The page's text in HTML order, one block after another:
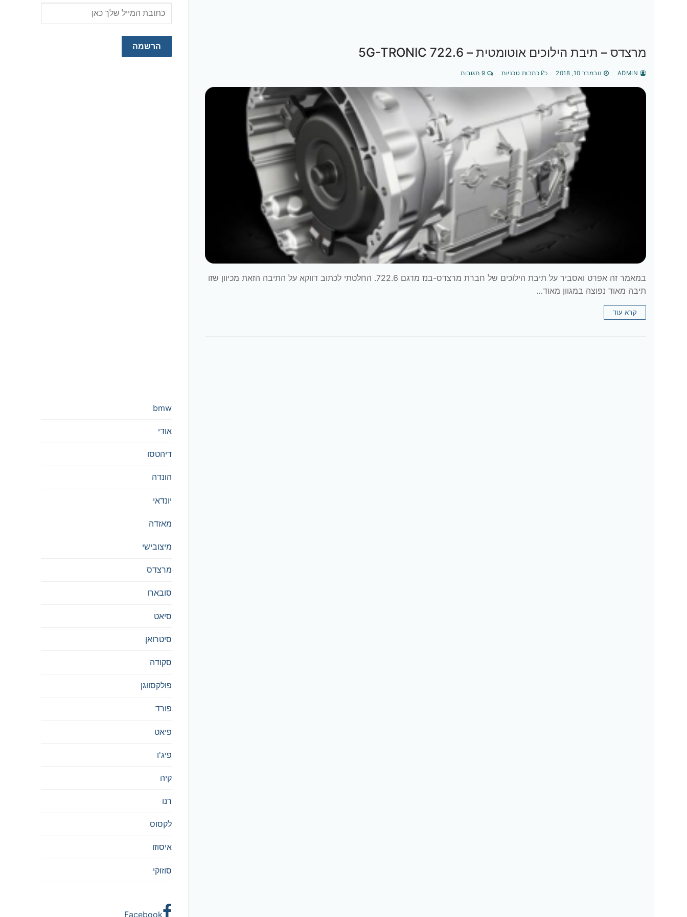
מרצדס – תיבת הילוכים אוטומטית – 722.6 5G-TRONIC
נובמבר 10, 2018 כתבות טכניות
במאמר זה אפרט ואסביר על תיבת הילוכים של חברת מרצדס-בנז מדגם 722.6. החלטתי לכתוב דווקא על התיבה הזאת מכיוון שזו
תיבה מאוד נפוצה במגוון מאוד…
קרא עוד
bmw
אודי
דיהטסו
הונדה
יונדאי
מאזדה
מיצובישי
מרצדס
סובארו
סיאט
סיטרואן
סקודה
פולקסווגן
פורד
פיאט
פיג'ו
קיה
רנו
לקסוס
איסוזו
סוזוקי
Facebook